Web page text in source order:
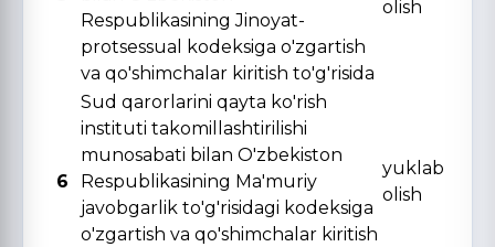
Respublikasining Jinoyat-
protsessual kodeksiga o'zgartish
va qo'shimchalar kiritish to'g'risida
olish
6
Sud qarorlarini qayta ko'rish
instituti takomillashtirilishi
munosabati bilan O'zbekiston
Respublikasining Ma'muriy
javobgarlik to'g'risidagi kodeksiga
o'zgartish va qo'shimchalar kiritish
yuklab
olish